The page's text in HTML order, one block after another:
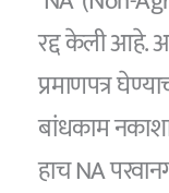
रद्द केली आहे.
प्रमाणपत्र
बांधकाम
हाच NA